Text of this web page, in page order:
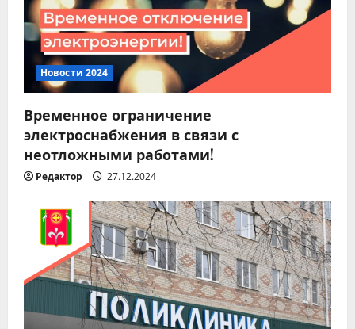
Новости 2024
Временное ограничение
электроснабжения в связи с
неотложными работами!
Редактор 27.12.2024